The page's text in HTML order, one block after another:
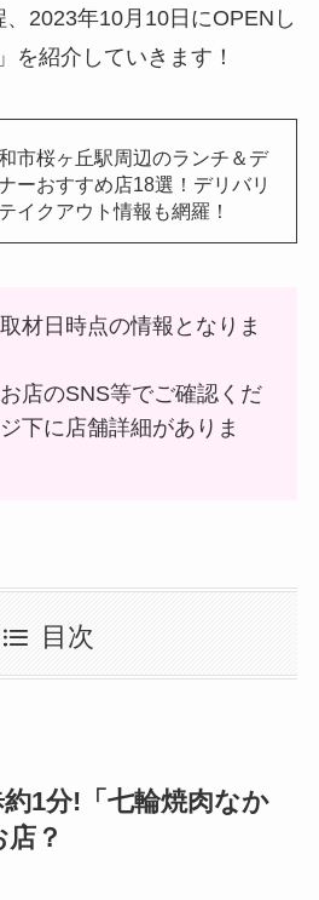
2023年10月10日にOPENし
を紹介していきます！
市桜ヶ丘駅周辺のランチ＆デ
ーおすすめ店18選！デリバリ
イクアウト情報も網羅！
材日時点の情報となりま
店のSNS等でご確認くだ
下に店舗詳細がありま
目次
1分!「七輪焼肉なか
？